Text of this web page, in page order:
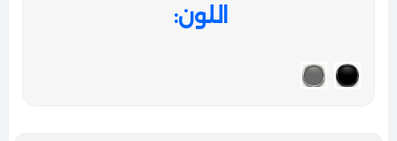
ذوقك الرفيع والمنظم اللي ببين من أول نظرة في كل مشوار
المقاس والملاءمة
النظارة بتيجي بمقاسات مدروسة بدقة لتناسب تفاصيل الوجه
اللون